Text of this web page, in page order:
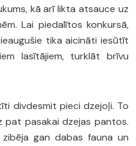
kā arī likta atsauce uz
Lai piedalītos konkursā,
tika aicināti iesūtīt
lasītājiem, turklāt brīvu
divdesmit pieci dzejoļi. To
pat pasakai dzejas pantos.
gan dabas fauna un